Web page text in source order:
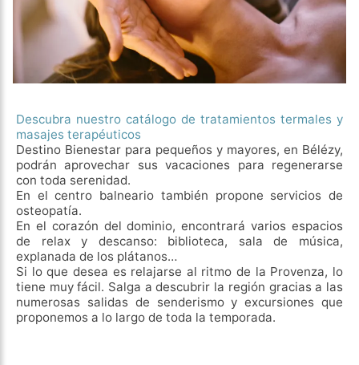
Descubra nuestro catálogo de tratamientos termales y
masajes terapéuticos
Destino Bienestar para pequeños y mayores, en Bélézy,
podrán aprovechar sus vacaciones para regenerarse
con toda serenidad.
En el centro balneario también propone servicios de
osteopatía.
En el corazón del dominio, encontrará varios espacios
de relax y descanso: biblioteca, sala de música,
explanada de los plátanos…
Si lo que desea es relajarse al ritmo de la Provenza, lo
tiene muy fácil. Salga a descubrir la región gracias a las
numerosas salidas de senderismo y excursiones que
proponemos a lo largo de toda la temporada.